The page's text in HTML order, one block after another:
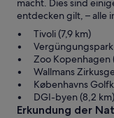
macht. Dies sind
entdecken gilt, – alle
Tivoli (7,9 km)
Zoo Kopenhagen
Wallmans
Københavns
DGI-byen (8,2 km)
Erkundung der